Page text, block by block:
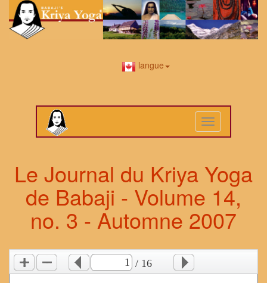
langue
Toggle
navigation
Le Journal du Kriya Yoga
de Babaji - Volume 14,
no. 3 - Automne 2007
/ 16